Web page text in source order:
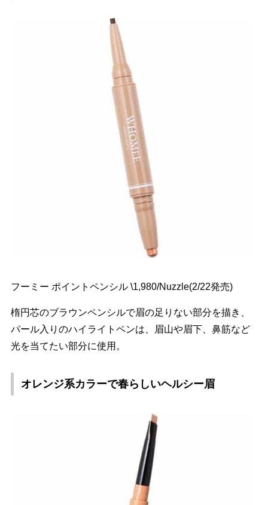
フーミー ポイントペンシル \1,980/Nuzzle(2/22発売)
楕円芯のブラウンペンシルで眉の足りない部分を描き、
パール入りのハイライトペンは、眉山や眉下、鼻筋など
光を当てたい部分に使用。
オレンジ系カラーで春らしいヘルシー眉